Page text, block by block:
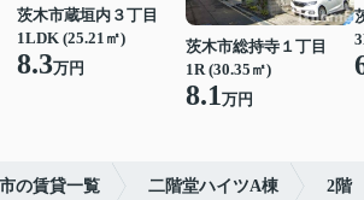
茨木市蔵垣内３丁目
1LDK (25.21㎡)
8.3万円
茨木市総持寺１丁目
1R (30.35㎡)
8.1万円
の賃貸一覧 二階堂ハイツA棟 2階